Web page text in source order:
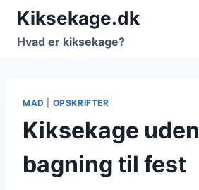
Fortsæt
indhold
Kiksekage.dk
Hvad er kiksekage?
MAD OPSKRIFTER
Kiksekage uden
bagning til fest